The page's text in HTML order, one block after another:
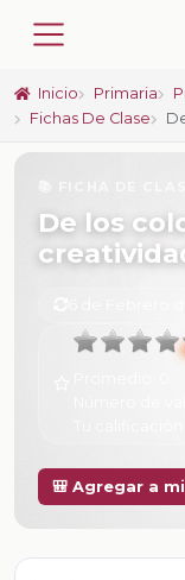
Inicio Primaria
Fichas De Clase
De los
6 de Febrero
🎒 Agregar a